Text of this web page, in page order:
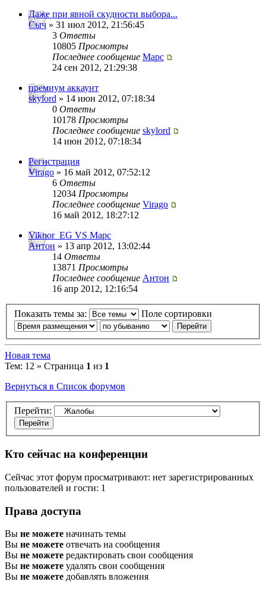
Даже при явной скудности выбора...
Сыч » 31 июл 2012, 21:56:45
3 Ответы
10805 Просмотры
Последнее сообщение Mapc
24 сен 2012, 21:29:38
премиум аккаунт
skylord » 14 июн 2012, 07:18:34
0 Ответы
10178 Просмотры
Последнее сообщение skylord
14 июн 2012, 07:18:34
Регистрация
Virago » 16 май 2012, 07:52:12
6 Ответы
12034 Просмотры
Последнее сообщение Virago
16 май 2012, 18:27:12
Viknor_EG VS Марс
Антон » 13 апр 2012, 13:02:44
14 Ответы
13871 Просмотры
Последнее сообщение Антон
16 апр 2012, 12:16:54
Показать темы за: Поле сортировки
Новая тема
Тем: 12 » Страница 1 из 1
Вернуться в Список форумов
Перейти:
Кто сейчас на конференции
Сейчас этот форум просматривают: нет зарегистрированных
пользователей и гости: 1
Права доступа
Вы не можете начинать темы
Вы не можете отвечать на сообщения
Вы не можете редактировать свои сообщения
Вы не можете удалять свои сообщения
Вы не можете добавлять вложения